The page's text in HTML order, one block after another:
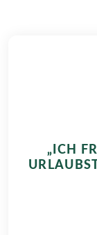
Parken:
Rückreise
Bahn (über
HINWEIS
Kurtaxe,
Weitere
„ICH